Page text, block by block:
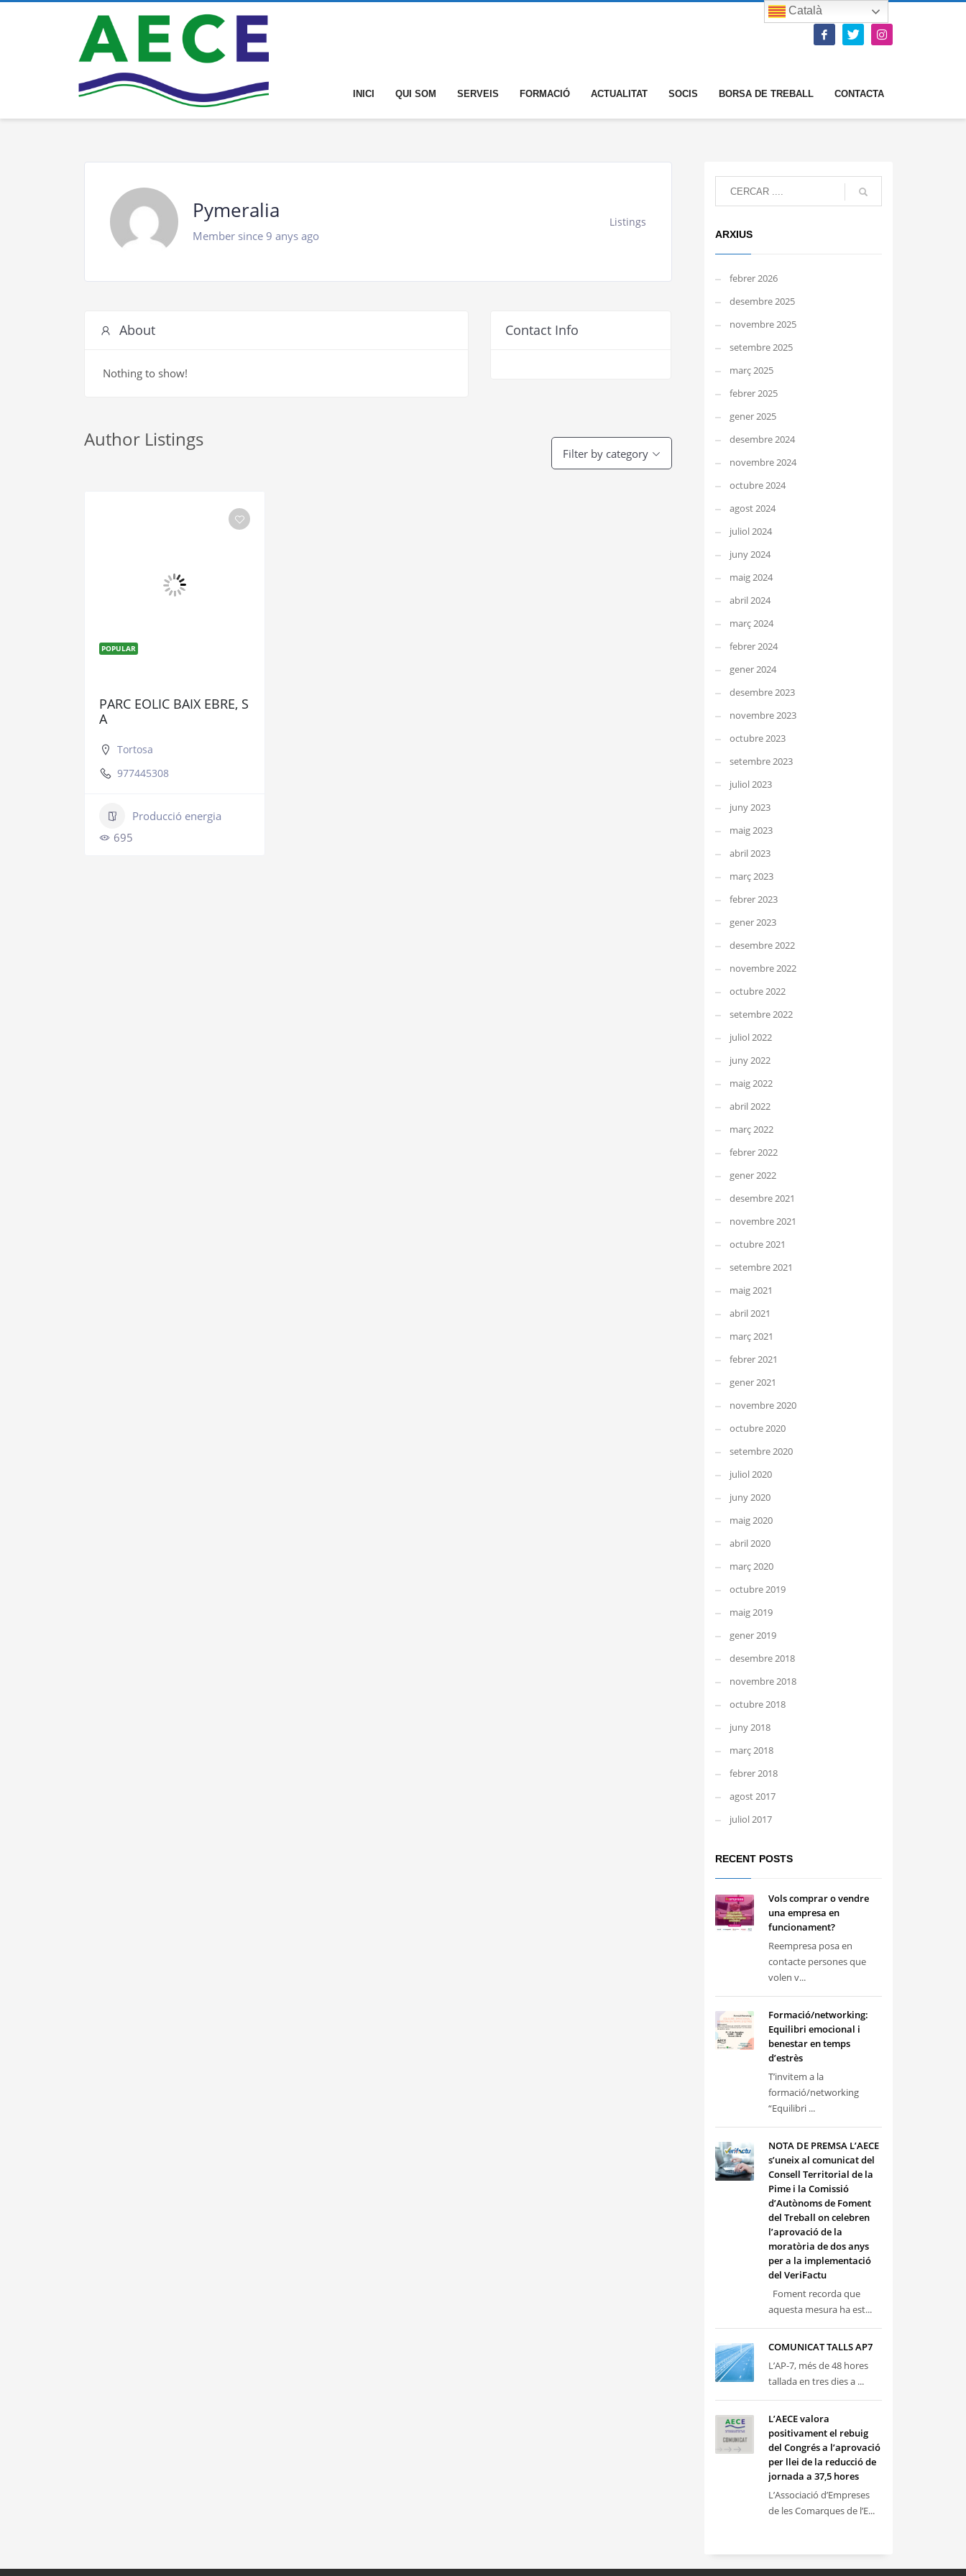
INICI QUI SOM SERVEIS FORMACIÓ ACTUALITAT SOCIS BORSA DE TREBALL CONTACTA
Pymeralia
Member since 9 anys ago
Listings
About
Nothing to show!
Contact Info
Author Listings
Filter by category
POPULAR
PARC EOLIC BAIX EBRE, S
A
Tortosa
977445308
Producció energia
695
ARXIUS
febrer 2026
desembre 2025
novembre 2025
setembre 2025
març 2025
febrer 2025
gener 2025
desembre 2024
novembre 2024
octubre 2024
agost 2024
juliol 2024
juny 2024
maig 2024
abril 2024
març 2024
febrer 2024
gener 2024
desembre 2023
novembre 2023
octubre 2023
setembre 2023
juliol 2023
juny 2023
maig 2023
abril 2023
març 2023
febrer 2023
gener 2023
desembre 2022
novembre 2022
octubre 2022
setembre 2022
juliol 2022
juny 2022
maig 2022
abril 2022
març 2022
febrer 2022
gener 2022
desembre 2021
novembre 2021
octubre 2021
setembre 2021
maig 2021
abril 2021
març 2021
febrer 2021
gener 2021
novembre 2020
octubre 2020
setembre 2020
juliol 2020
juny 2020
maig 2020
abril 2020
març 2020
octubre 2019
maig 2019
gener 2019
desembre 2018
novembre 2018
octubre 2018
juny 2018
març 2018
febrer 2018
agost 2017
juliol 2017
RECENT POSTS
Vols comprar o vendre
una empresa en
funcionament?
Reempresa posa en
contacte persones que
volen v...
Formació/networking:
Equilibri emocional i
benestar en temps
d’estrès
T’invitem a la
formació/networking
“Equilibri ...
NOTA DE PREMSA L’AECE
s’uneix al comunicat del
Consell Territorial de la
Pime i la Comissió
d’Autònoms de Foment
del Treball on celebren
l’aprovació de la
moratòria de dos anys
per a la implementació
del VeriFactu
Foment recorda que
aquesta mesura ha est...
COMUNICAT TALLS AP7
L’AP-7, més de 48 hores
tallada en tres dies a ...
L’AECE valora
positivament el rebuig
del Congrés a l’aprovació
per llei de la reducció de
jornada a 37,5 hores
L’Associació d’Empreses
de les Comarques de l’E...
Català